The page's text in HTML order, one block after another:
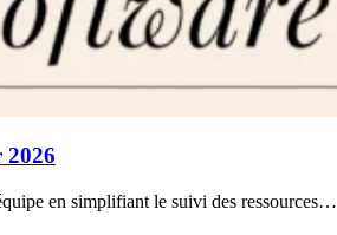
2026
en simplifiant le suivi des ressources…